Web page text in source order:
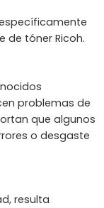
de tóner Ricoh.
problemas de
que algunos
o desgaste
resulta